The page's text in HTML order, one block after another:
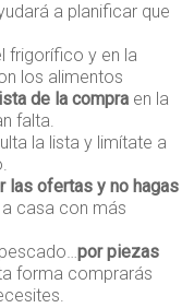
a planificar que
frigorífico y en la
los alimentos
lista de la compra en la
falta.
la lista y limítate a
las ofertas y no hagas
casa con más
por piezas
forma comprarás